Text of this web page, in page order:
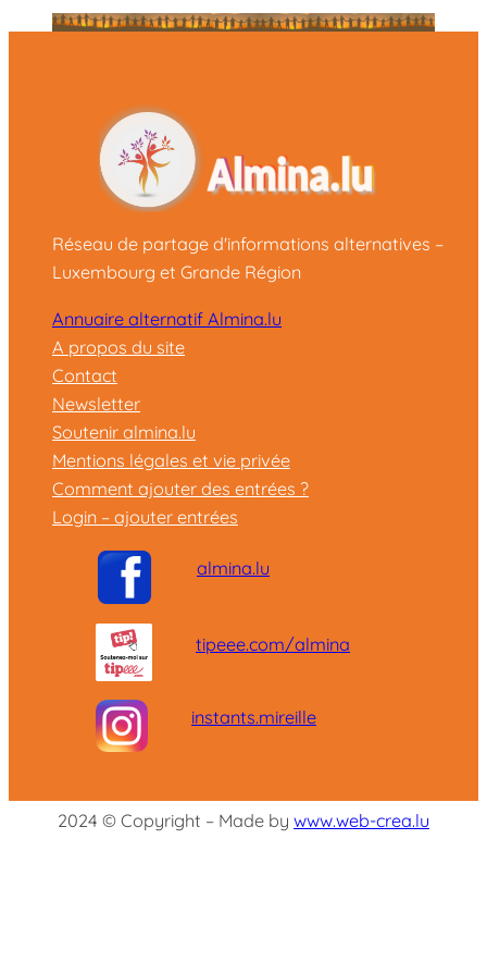
Réseau de partage d'informations alternatives –
Luxembourg et Grande Région
Annuaire alternatif Almina.lu
A propos du site
Contact
Newsletter
Soutenir almina.lu
Mentions légales et vie privée
Comment ajouter des entrées ?
Login – ajouter entrées
almina.lu
tipeee.com/almina
instants.mireille
2024 © Copyright – Made by www.web-crea.lu